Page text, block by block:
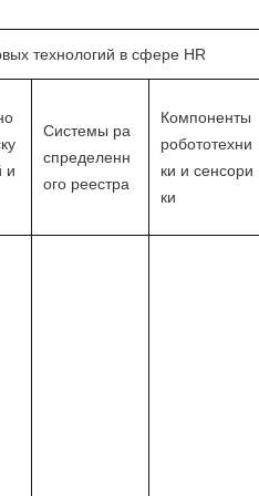
технологий в сфере HR
и
Системы ра
спределенн
ого реестра
Компоненты
робототехни
ки и сенсори
ки